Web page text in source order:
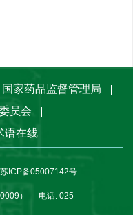
国家药品监督管理局
员会
语在线
苏ICP备05007142号
） 电话: 025-